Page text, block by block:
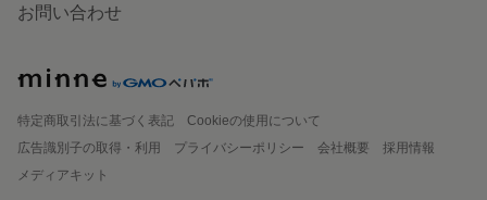
お問い合わせ
特定商取引法に基づく表記
Cookieの使用について
広告識別子の取得・利用
プライバシーポリシー 会社概要
採用情報
メディアキット